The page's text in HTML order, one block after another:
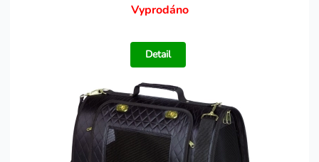
Vyprodáno
Detail